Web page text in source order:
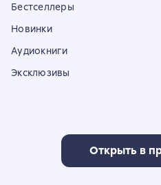
Бестселлеры
Новинки
Аудиокниги
Эксклюзивы
Открыть в